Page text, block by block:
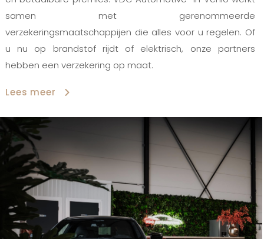
samen met gerenommeerde
verzekeringsmaatschappijen die alles voor u regelen. Of
u nu op brandstof rijdt of elektrisch, onze partners
hebben een verzekering op maat.
Lees meer